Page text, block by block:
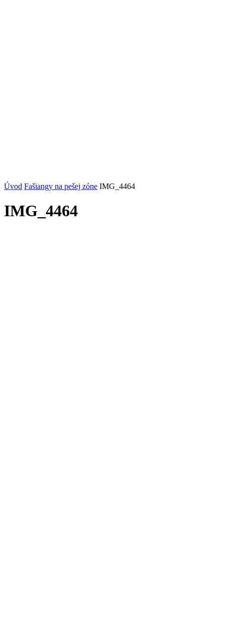
Úvod Fašiangy na pešej zóne IMG_4464
IMG_4464